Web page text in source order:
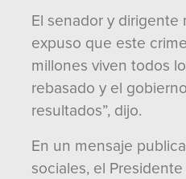
El senador y
expuso que este
millones viven todos
rebasado y el
resultados”, dijo.
En un mensaje
sociales, el